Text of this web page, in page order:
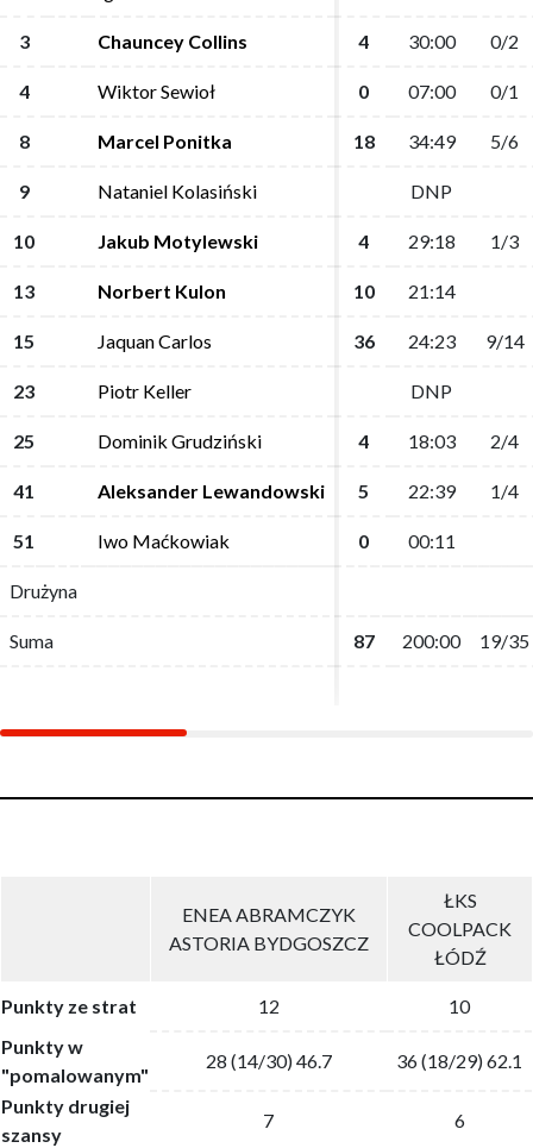
3 Chauncey Collins 4 30:00 0/2
4 Wiktor Sewioł 0 07:00 0/1
8 Marcel Ponitka 18 34:49 5/6
9 Nataniel Kolasiński DNP
10 Jakub Motylewski 4 29:18 1/3
13 Norbert Kulon 10 21:14
15 Jaquan Carlos 36 24:23 9/14
23 Piotr Keller DNP
25 Dominik Grudziński 4 18:03 2/4
41 Aleksander Lewandowski 5 22:39 1/4
51 Iwo Maćkowiak 0 00:11
Drużyna
Suma 87 200:00 19/35
3 Chauncey Collins 4 30:00 0/2
4 Wiktor Sewioł 0 07:00 0/1
8 Marcel Ponitka 18 34:49 5/6
9 Nataniel Kolasiński DNP
10 Jakub Motylewski 4 29:18 1/3
13 Norbert Kulon 10 21:14
15 Jaquan Carlos 36 24:23 9/14
23 Piotr Keller DNP
25 Dominik Grudziński 4 18:03 2/4
41 Aleksander Lewandowski 5 22:39 1/4
51 Iwo Maćkowiak 0 00:11
Drużyna
Suma 87 200:00 19/35
ENEA ABRAMCZYK
ASTORIA BYDGOSZCZ
ŁKS
COOLPACK
ŁÓDŹ
Punkty ze strat 12
10
Punkty w
"pomalowanym"
28 (14/30) 46.7
36 (18/29) 62.1
Punkty drugiej
szansy
7
6